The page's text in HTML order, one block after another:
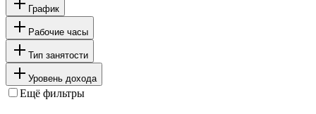
График
Рабочие часы
Тип занятости
Уровень дохода
Ещё фильтры